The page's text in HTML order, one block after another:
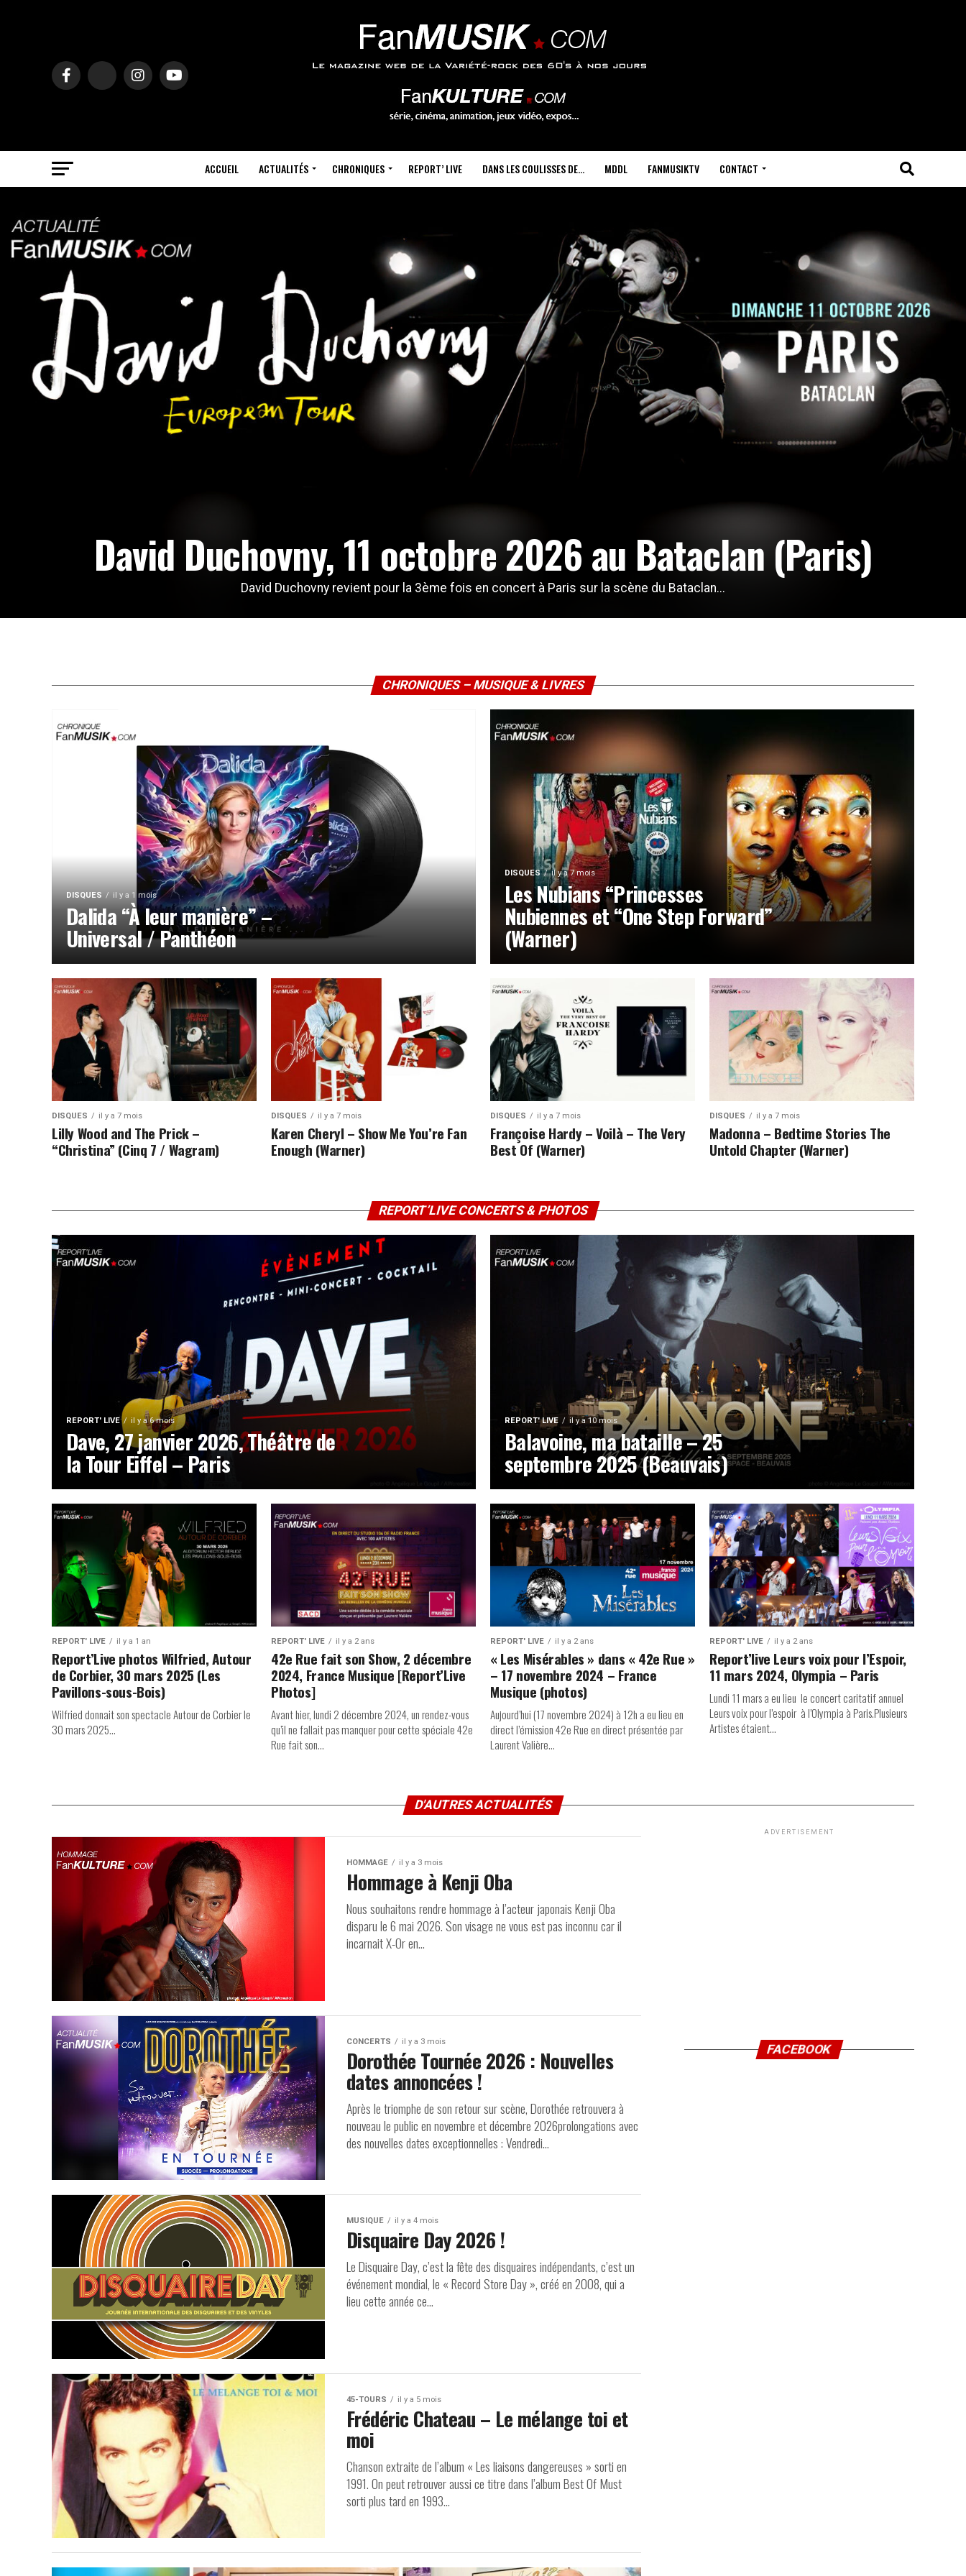
ACCUEIL ACTUALITÉS CHRONIQUES REPORT’ LIVE DANS LES COULISSES DE… MDDL FANMUSIKTV CONTACT
David Duchovny, 11 octobre 2026 au Bataclan (Paris)
David Duchovny revient pour la 3ème fois en concert à Paris sur la scène du Bataclan...
CHRONIQUES – MUSIQUE & LIVRES
DISQUES il y a 1 mois
Dalida “À leur manière” –
Universal / Panthéon
DISQUES il y a 7 mois
Les Nubians “Princesses
Nubiennes et “One Step Forward”
(Warner)
DISQUES il y a 7 mois
Lilly Wood and The Prick –
“Christina” (Cinq 7 / Wagram)
DISQUES il y a 7 mois
Karen Cheryl – Show Me You’re Fan
Enough (Warner)
DISQUES il y a 7 mois
Françoise Hardy – Voilà – The Very
Best Of (Warner)
DISQUES il y a 7 mois
Madonna – Bedtime Stories The
Untold Chapter (Warner)
REPORT’LIVE CONCERTS & PHOTOS
REPORT' LIVE il y a 6 mois
Dave, 27 janvier 2026, Théâtre de
la Tour Eiffel – Paris
REPORT' LIVE il y a 10 mois
Balavoine, ma bataille – 25
septembre 2025 (Beauvais)
REPORT' LIVE il y a 1 an
Report’Live photos Wilfried, Autour
de Corbier, 30 mars 2025 (Les
Pavillons-sous-Bois)
Wilfried donnait son spectacle Autour de Corbier le
30 mars 2025...
REPORT' LIVE il y a 2 ans
42e Rue fait son Show, 2 décembre
2024, France Musique [Report’Live
Photos]
Avant hier, lundi 2 décembre 2024, un rendez-vous
qu’il ne fallait pas manquer pour cette spéciale 42e
Rue fait son...
REPORT' LIVE il y a 2 ans
« Les Misérables » dans « 42e Rue »
– 17 novembre 2024 – France
Musique (photos)
Aujourd’hui (17 novembre 2024) à 12h a eu lieu en
direct l’émission 42e Rue en direct présentée par
Laurent Valière...
REPORT' LIVE il y a 2 ans
Report’live Leurs voix pour l’Espoir,
11 mars 2024, Olympia – Paris
Lundi 11 mars a eu lieu le concert caritatif annuel
Leurs voix pour l’espoir à l’Olympia à Paris.Plusieurs
Artistes étaient...
D'AUTRES ACTUALITÉS
HOMMAGE il y a 3 mois
Hommage à Kenji Oba
Nous souhaitons rendre hommage à l’acteur japonais Kenji Oba
disparu le 6 mai 2026. Son visage ne vous est pas inconnu car il
incarnait X-Or en...
CONCERTS il y a 3 mois
Dorothée Tournée 2026 : Nouvelles
dates annoncées !
Après le triomphe de son retour sur scène, Dorothée retrouvera à
nouveau le public en novembre et décembre 2026prolongations avec
des nouvelles dates exceptionnelles : Vendredi...
MUSIQUE il y a 4 mois
Disquaire Day 2026 !
Le Disquaire Day, c’est la fête des disquaires indépendants, c’est un
événement mondial, le « Record Store Day », créé en 2008, qui a
lieu cette année ce...
45-TOURS il y a 5 mois
Frédéric Chateau – Le mélange toi et
moi
Chanson extraite de l’album « Les liaisons dangereuses » sorti en
1991. On peut retrouver aussi ce titre dans l’album Best Of Must
sorti plus tard en 1993...
ADVERTISEMENT
FACEBOOK